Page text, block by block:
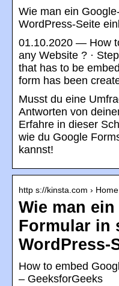
Wie man ein
WordPress-Seite
01.10.2020 — How
any Website ? ·
that has to be
form has been
Musst du eine
Antworten von
Erfahre in dieser
wie du Google
kannst!
http s://kinsta.com ›
Wie man
Formular in
WordPress-
How to embed
– GeeksforGeeks